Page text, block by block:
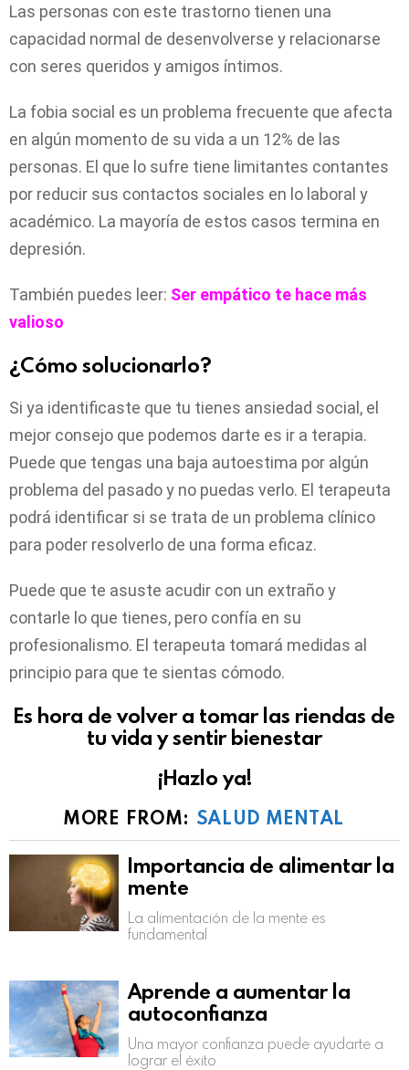
Las personas con este trastorno tienen una
capacidad normal de desenvolverse y relacionarse
con seres queridos y amigos íntimos.
La fobia social es un problema frecuente que afecta
en algún momento de su vida a un 12% de las
personas. El que lo sufre tiene limitantes contantes
por reducir sus contactos sociales en lo laboral y
académico. La mayoría de estos casos termina en
depresión.
También puedes leer: Ser empático te hace más
valioso
¿Cómo solucionarlo?
Si ya identificaste que tu tienes ansiedad social, el
mejor consejo que podemos darte es ir a terapia.
Puede que tengas una baja autoestima por algún
problema del pasado y no puedas verlo. El terapeuta
podrá identificar si se trata de un problema clínico
para poder resolverlo de una forma eficaz.
Puede que te asuste acudir con un extraño y
contarle lo que tienes, pero confía en su
profesionalismo. El terapeuta tomará medidas al
principio para que te sientas cómodo.
Es hora de volver a tomar las riendas de
tu vida y sentir bienestar
¡Hazlo ya!
MORE FROM: SALUD MENTAL
Importancia de alimentar la
mente
La alimentación de la mente es
fundamental
Aprende a aumentar la
autoconfianza
Una mayor confianza puede ayudarte a
lograr el éxito